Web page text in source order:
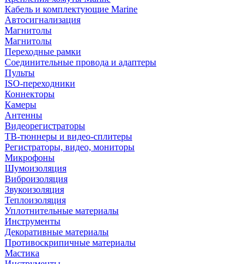
Кабель и комплектующие Marine
Автосигнализация
Магнитолы
Магнитолы
Переходные рамки
Соединительные провода и адаптеры
Пульты
ISO-переходники
Коннекторы
Камеры
Антенны
Видеорегистраторы
ТВ-тюннеры и видео-сплитеры
Регистраторы, видео, мониторы
Микрофоны
Шумоизоляция
Виброизоляция
Звукоизоляция
Теплоизоляция
Уплотнительные материалы
Инструменты
Декоративные материалы
Противоскрипичные материалы
Мастика